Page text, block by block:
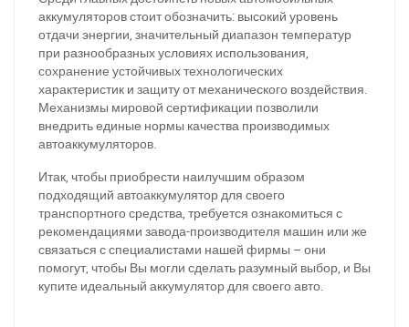
аккумуляторов стоит обозначить: высокий уровень
отдачи энергии, значительный диапазон температур
при разнообразных условиях использования,
сохранение устойчивых технологических
характеристик и защиту от механического воздействия.
Механизмы мировой сертификации позволили
внедрить единые нормы качества производимых
автоаккумуляторов.
Итак, чтобы приобрести наилучшим образом
подходящий автоаккумулятор для своего
транспортного средства, требуется ознакомиться с
рекомендациями завода-производителя машин или же
связаться с специалистами нашей фирмы – они
помогут, чтобы Вы могли сделать разумный выбор, и Вы
купите идеальный аккумулятор для своего авто.
За відсутності звязку - дзвоніть, пишіть у Viber / Telegram
(093) 600-51-11